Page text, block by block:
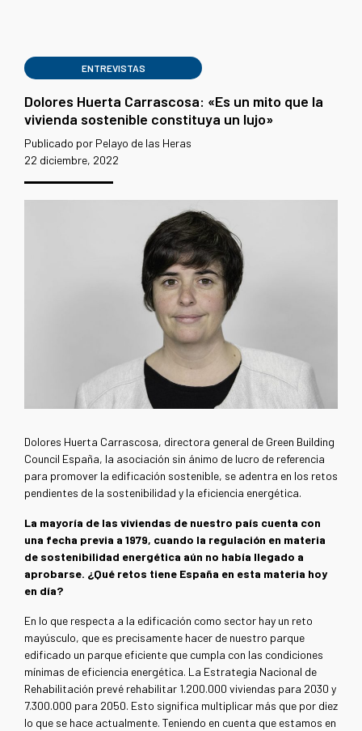
ENTREVISTAS
Dolores Huerta Carrascosa: «Es un mito que la
vivienda sostenible constituya un lujo»
Publicado por Pelayo de las Heras
22 diciembre, 2022
Dolores Huerta Carrascosa, directora general de Green Building
Council España, la asociación sin ánimo de lucro de referencia
para promover la edificación sostenible, se adentra en los retos
pendientes de la sostenibilidad y la eficiencia energética.
La mayoría de las viviendas de nuestro país cuenta con
una fecha previa a 1979, cuando la regulación en materia
de sostenibilidad energética aún no había llegado a
aprobarse. ¿Qué retos tiene España en esta materia hoy
en día?
En lo que respecta a la edificación como sector hay un reto
mayúsculo, que es precisamente hacer de nuestro parque
edificado un parque eficiente que cumpla con las condiciones
mínimas de eficiencia energética. La Estrategia Nacional de
Rehabilitación prevé rehabilitar 1.200.000 viviendas para 2030 y
7.300.000 para 2050. Esto significa multiplicar más que por diez
lo que se hace actualmente. Teniendo en cuenta que estamos en